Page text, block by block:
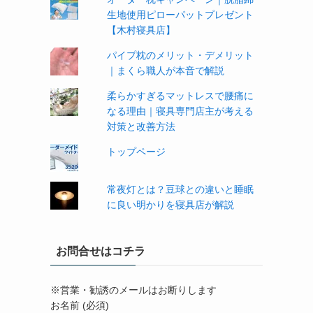
生地使用ピローパットプレゼント
【木村寝具店】
パイプ枕のメリット・デメリット
｜まくら職人が本音で解説
柔らかすぎるマットレスで腰痛に
なる理由｜寝具専門店主が考える
対策と改善方法
トップページ
常夜灯とは？豆球との違いと睡眠
に良い明かりを寝具店が解説
お問合せはコチラ
※営業・勧誘のメールはお断りします
お名前 (必須)